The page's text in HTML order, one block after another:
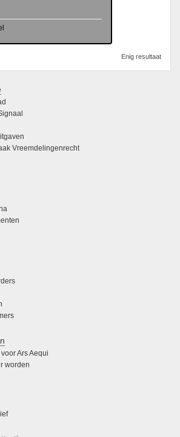
Enig resultaat
Vreemdelingenrecht
Ars Aequi
worden